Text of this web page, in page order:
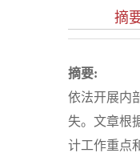
摘
摘要:
依法开展内
失。文章根
计工作重点